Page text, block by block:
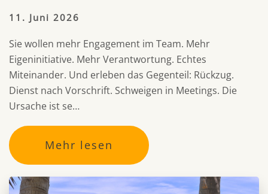
11. Juni 2026
Sie wollen mehr Engagement im Team. Mehr
Eigeninitiative. Mehr Verantwortung. Echtes
Miteinander. Und erleben das Gegenteil: Rückzug.
Dienst nach Vorschrift. Schweigen in Meetings. Die
Ursache ist se…
Mehr lesen